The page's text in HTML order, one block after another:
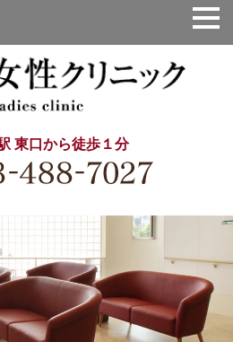
東口から徒歩１分